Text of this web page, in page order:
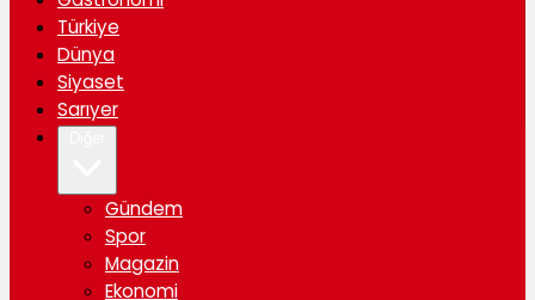
Türkiye
Dünya
Siyaset
Sarıyer
Gündem
Spor
Magazin
Ekonomi